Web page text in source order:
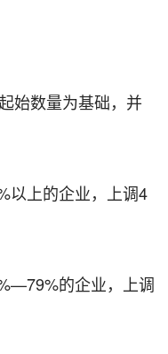
始数量为基础，并
以上的企业，上调4
的企业，上调